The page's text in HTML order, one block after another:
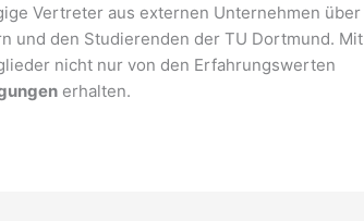
Vertreter aus externen Unternehmen über
und den Studierenden der TU Dortmund. Mit
nicht nur von den Erfahrungswerten
erhalten.